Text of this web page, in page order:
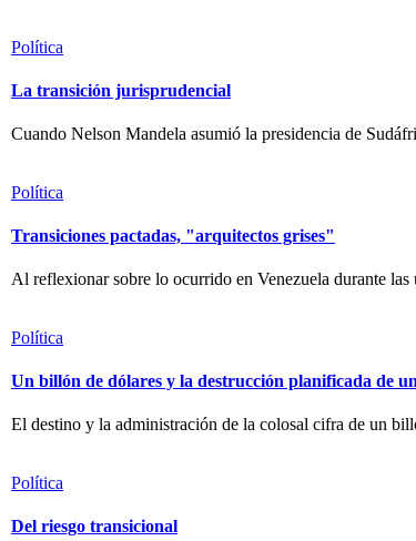
Política
La transición jurisprudencial
Cuando Nelson Mandela asumió la presidencia de
Política
Transiciones pactadas, "arquitectos grises"
Al reflexionar sobre lo ocurrido en Venezuela durante
Política
Un billón de dólares y la destrucción planificada de
El destino y la administración de la colosal cifra de un
Política
Del riesgo transicional